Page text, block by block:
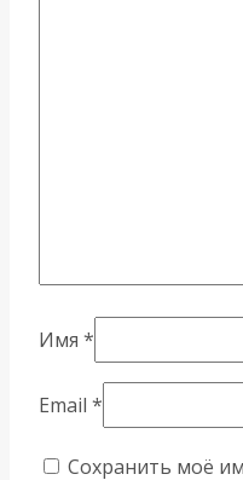
Имя *
Email *
Сохранить моё